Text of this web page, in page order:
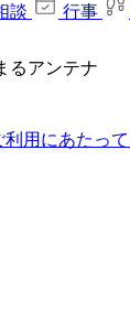
談 行事
るアンテナ
利用にあたって